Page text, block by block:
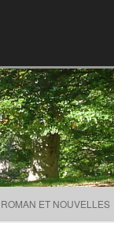
ROMAN ET NOUVELLES